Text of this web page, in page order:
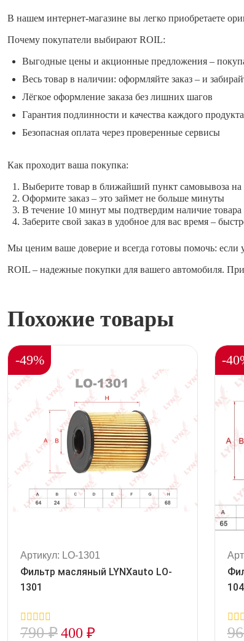
В нашем интернет-магазине вы легко приобретаете
Почему покупатели выбирают ROIL:
Выгодные цены и акционные предложения –
Весь товар в наличии: оформляйте заказ – и
Лёгкое оформление заказа без лишних шагов
Гарантия подлинности и качества каждого продукта
Безопасная оплата через проверенные сервисы
Как проходит ваша покупка:
Выберите товар в ближайший пункт самовывоза на
Оформите заказ – это займет не больше минуты
В течение 10 минут мы подтвердим наличие
Заберите свой заказ в удобное для вас время –
Мы ценим ваше доверие и всегда готовы помочь: если
ROIL – надежные покупки для вашего автомобиля.
Похожие товары
-49%
Артикул: LO-1301
Фильтр масляный LYNXauto LO-
1301
0
790₽400 ₽
-
0